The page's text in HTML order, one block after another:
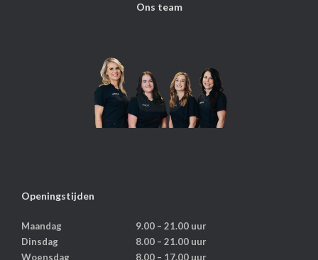
Ons team
Openingstijden
Maandag
9.00 – 21.00 uur
Dinsdag
8.00 – 21.00 uur
Woensdag
8.00 – 17.00 uur